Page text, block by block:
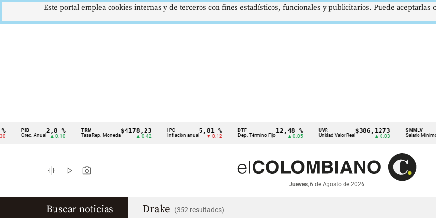
Cintillo
indicadores
económicos
Crec. Anual
2,8 %
▲ 0.10 Tasa Rep. Moneda
$4178,23
▲ 0.42 Inflación anual
5,81 %
▼ 0.12 Dep. Término Fijo
12,48 %
▲ 0.05 Unidad Valor Real
$386,1273
▲ 0.03
SMMLV
Salario Mínimo
graphic_eq play_arrow photo_camera
Jueves, 6 de Agosto de 2026
Buscar noticias Drake (352 resultados)
Este portal emplea cookies internas y de terceros con fines estadísticos, funcionales y publicitarios. Puede aceptarlas